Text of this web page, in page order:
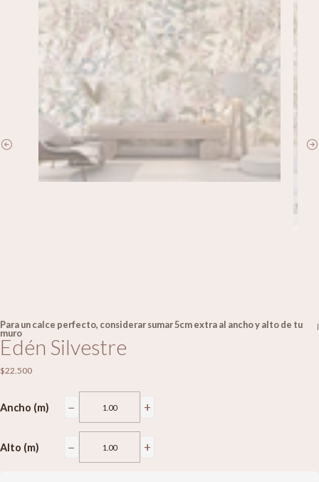
Para un calce perfecto, considerar sumar 5cm extra al ancho y alto de tu
muro
|
Edén Silvestre
$22.500
Ancho (m) − +
Alto (m) − +